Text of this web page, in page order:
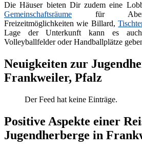
Die Häuser bieten Dir zudem eine
Gemeinschaftsräume für
Freizeitmöglichkeiten wie Billard,
Lage der Unterkunft kann es auch
Volleyballfelder oder Handballplätze
Neuigkeiten zur
Frankweiler, Pfalz
Der Feed hat keine Einträge.
Positive Aspekte einer
Jugendherberge in